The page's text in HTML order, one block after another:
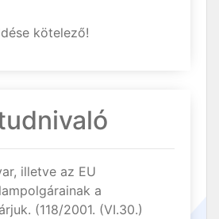
kötelező!
illetve az EU
a
(118/2001. (VI.30.)